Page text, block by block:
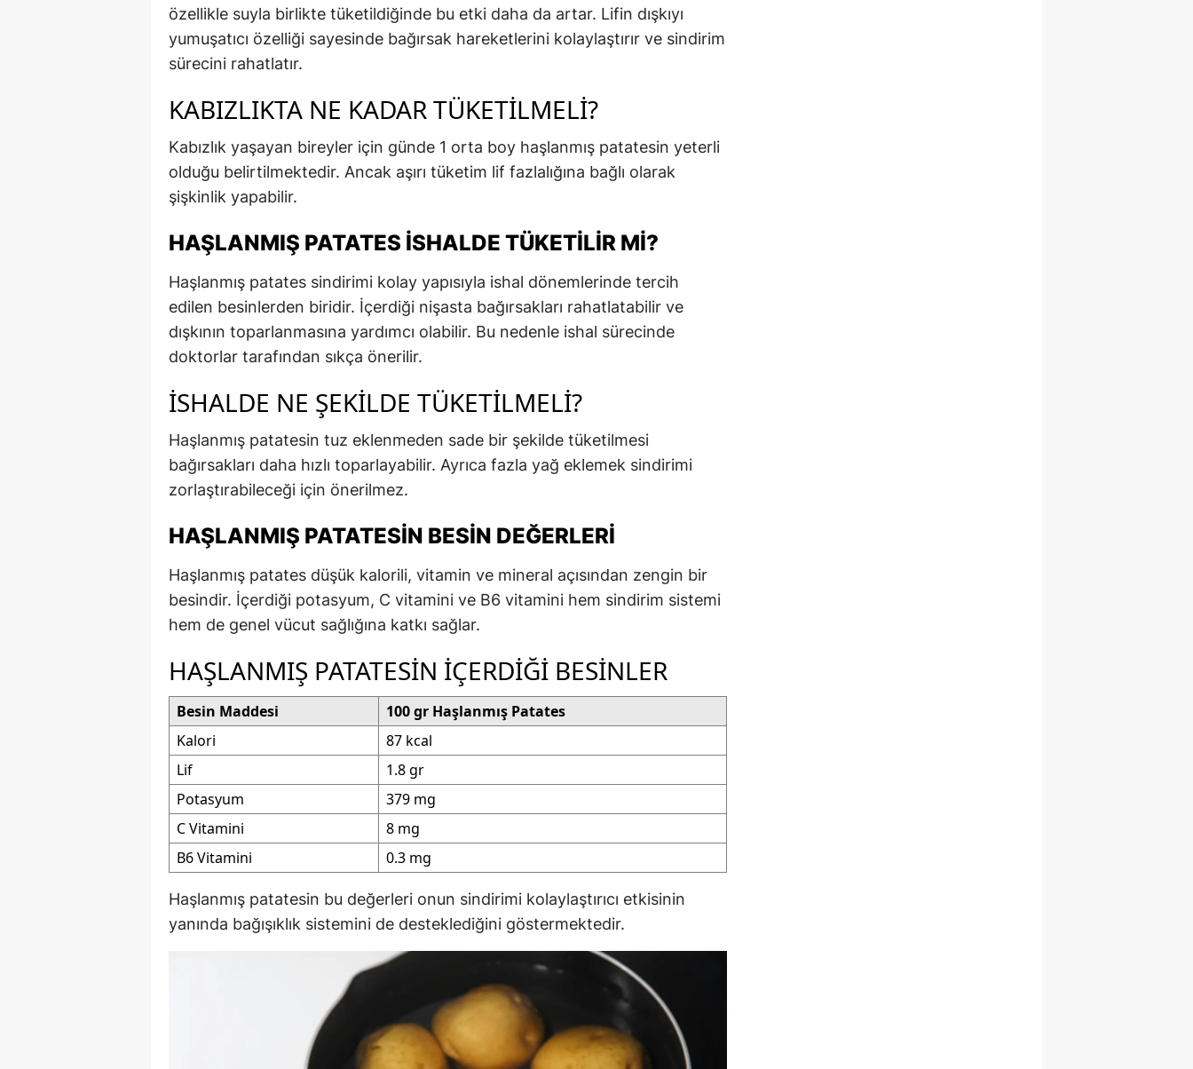
özellikle suyla birlikte tüketildiğinde bu etki daha da artar. Lifin dışkıyı
yumuşatıcı özelliği sayesinde bağırsak hareketlerini kolaylaştırır ve sindirim
sürecini rahatlatır.
KABIZLIKTA NE KADAR TÜKETILMELI?
Kabızlık yaşayan bireyler için günde 1 orta boy haşlanmış patatesin yeterli
olduğu belirtilmektedir. Ancak aşırı tüketim lif fazlalığına bağlı olarak
şişkinlik yapabilir.
HAŞLANMIŞ PATATES İSHALDE TÜKETILIR MI?
Haşlanmış patates sindirimi kolay yapısıyla ishal dönemlerinde tercih
edilen besinlerden biridir. İçerdiği nişasta bağırsakları rahatlatabilir ve
dışkının toparlanmasına yardımcı olabilir. Bu nedenle ishal sürecinde
doktorlar tarafından sıkça önerilir.
İSHALDE NE ŞEKILDE TÜKETILMELI?
Haşlanmış patatesin tuz eklenmeden sade bir şekilde tüketilmesi
bağırsakları daha hızlı toparlayabilir. Ayrıca fazla yağ eklemek sindirimi
zorlaştırabileceği için önerilmez.
HAŞLANMIŞ PATATESIN BESIN DEĞERLERI
Haşlanmış patates düşük kalorili, vitamin ve mineral açısından zengin bir
besindir. İçerdiği potasyum, C vitamini ve B6 vitamini hem sindirim sistemi
hem de genel vücut sağlığına katkı sağlar.
HAŞLANMIŞ PATATESIN İÇERDIĞI BESINLER
Besin Maddesi
100 gr Haşlanmış Patates
Kalori
87 kcal
Lif
1.8 gr
Potasyum
379 mg
C Vitamini
8 mg
B6 Vitamini
0.3 mg
Haşlanmış patatesin bu değerleri onun sindirimi kolaylaştırıcı etkisinin
yanında bağışıklık sistemini de desteklediğini göstermektedir.